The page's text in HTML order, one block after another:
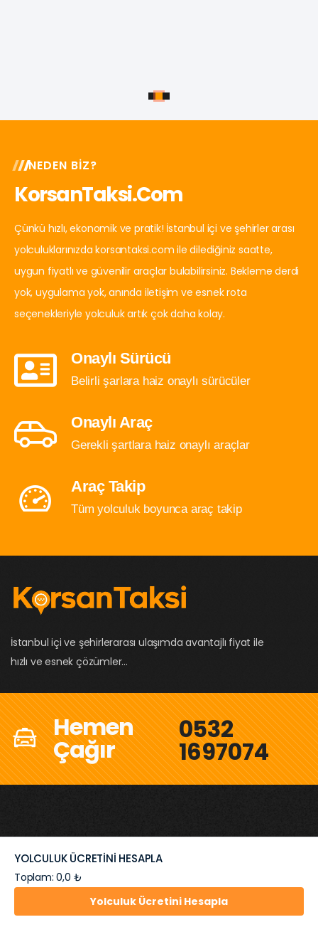
NEDEN BIZ?
KorsanTaksi.com
Çünkü hızlı, ekonomik ve pratik! İstanbul içi ve şehirler arası
yolculuklarınızda korsantaksi.com ile dilediğiniz saatte,
uygun fiyatlı ve güvenilir araçlar bulabilirsiniz. Bekleme derdi
yok, uygulama yok, anında iletişim ve esnek rota
seçenekleriyle yolculuk artık çok daha kolay.
Onaylı Sürücü
Belirli şarlara haiz onaylı sürücüler
Onaylı Araç
Gerekli şartlara haiz onaylı araçlar
Araç Takip
Tüm yolculuk boyunca araç takip
İstanbul içi ve şehirlerarası ulaşımda avantajlı fiyat ile
hızlı ve esnek çözümler...
Hemen
Çağır
0532
1697074
Hızlı Erişim
YOLCULUK ÜCRETİNİ HESAPLA
Toplam: 0,0 ₺
Yolculuk Ücretini Hesapla